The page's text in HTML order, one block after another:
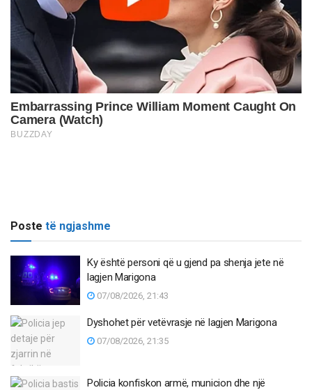
Poste të ngjashme
Ky është personi që u gjend pa shenja jete në
lagjen Marigona
07/08/2026, 21:43
Dyshohet për vetëvrasje në lagjen Marigona
07/08/2026, 21:35
Policia konfiskon armë, municion dhe një